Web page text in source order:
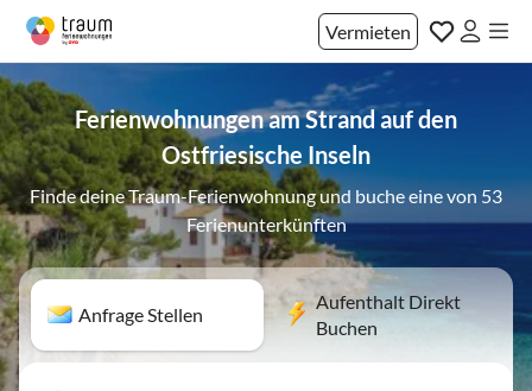
Vermieten
Ferienwohnungen am Strand auf den
Ostfriesische Inseln
Finde deine Traum-Ferienwohnung und buche eine von 53
Ferienunterkünften
Anfrage Stellen
Aufenthalt Direkt
Buchen